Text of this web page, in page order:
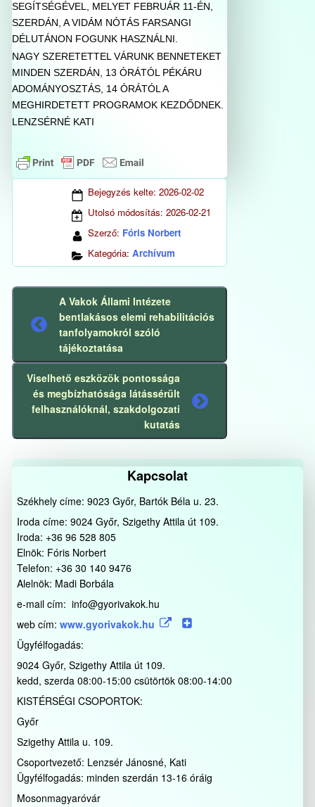
SEGÍTSÉGÉVEL, MELYET FEBRUÁR 11-ÉN,
SZERDÁN, A VIDÁM NÓTÁS FARSANGI
DÉLUTÁNON FOGUNK HASZNÁLNI.
NAGY SZERETETTEL VÁRUNK BENNETEKET
MINDEN SZERDÁN, 13 ÓRÁTÓL PÉKÁRU
ADOMÁNYOSZTÁS, 14 ÓRÁTÓL A
MEGHIRDETETT PROGRAMOK KEZDŐDNEK.
LENZSÉRNÉ KATI
Bejegyzés kelte: 2026-02-02
Utolsó módosítás: 2026-02-21
Szerző: Fóris Norbert
Kategória: Archívum
Előző
bejegyzés
A Vakok Állami Intézete
bentlakásos elemi rehabilitációs
tanfolyamokról szóló
tájékoztatása
Következő
Viselhető eszközök pontossága
és megbízhatósága látássérült
felhasználóknál, szakdolgozati
kutatás
Kapcsolat
Székhely címe: 9023 Győr, Bartók Béla u. 23.
Iroda címe: 9024 Győr, Szigethy Attila út 109.
Iroda: +36 96 528 805
Elnök: Fóris Norbert
Telefon: +36 30 140 9476
Alelnök: Madi Borbála
e-mail cím: info@gyorivakok.hu
web cím: www.gyorivakok.hu
Ügyfélfogadás:
9024 Győr, Szigethy Attila út 109.
kedd, szerda 08:00-15:00 csütörtök 08:00-14:00
KISTÉRSÉGI CSOPORTOK:
Győr
Szigethy Attila u. 109.
Csoportvezető: Lenzsér Jánosné, Kati
Ügyfélfogadás: minden szerdán 13-16 óráig
Mosonmagyaróvár